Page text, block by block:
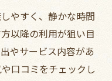
ェスイーツ体験の
やすく、静かな時間
以降の利用が狙い目
やサービス内容があ
口コミをチェックし